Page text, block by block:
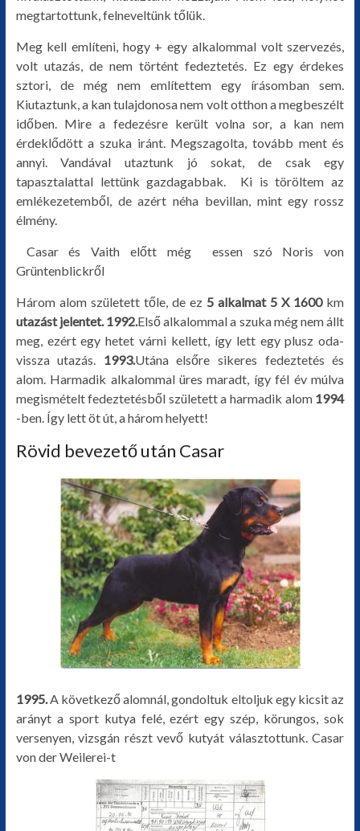
egyéb
megtartottunk, felneveltünk tőlük.
Meg kell említeni, hogy + egy alkalommal volt szervezés,
volt utazás, de nem történt fedeztetés. Ez egy érdekes
sztori, de még nem említettem egy írásomban sem.
Kiutaztunk, a kan tulajdonosa nem volt otthon a megbeszélt
időben. Mire a fedezésre került volna sor, a kan nem
érdeklődött a szuka iránt. Megszagolta, tovább ment és
annyi. Vandával utaztunk jó sokat, de csak egy
tapasztalattal lettünk gazdagabbak. Ki is töröltem az
emlékezetemből, de azért néha bevillan, mint egy rossz
élmény.
Casar és Vaith előtt még essen szó Noris von
Grüntenblickről
Három alom született tőle, de ez 5 alkalmat 5 X 1600km
utazást jelentet. 1992.Első alkalommal a szuka még nem állt
meg, ezért egy hetet várni kellett, így lett egy plusz oda-
vissza utazás. 1993.Utána elsőre sikeres fedeztetés és
alom. Harmadik alkalommal üres maradt, így fél év múlva
megismételt fedeztetésből született a harmadik alom 1994
-ben. Így lett öt út, a három helyett!
Rövid bevezető után Casar
1995.A következő alomnál, gondoltuk eltoljuk egy kicsit az
arányt a sport kutya felé, ezért egy szép, körungos, sok
versenyen, vizsgán részt vevő kutyát választottunk. Casar
von der Weilerei-t